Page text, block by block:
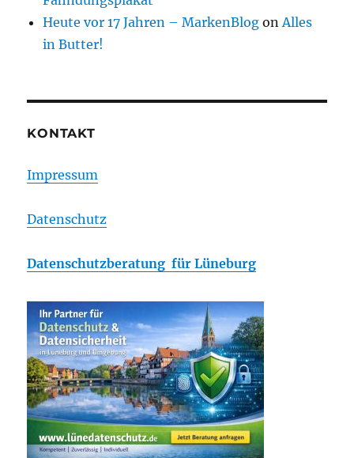
Heute vor 17 Jahren – MarkenBlog onAlles
in Butter!
KONTAKT
Impressum
Datenschutz
Datenschutzberatung für Lüneburg